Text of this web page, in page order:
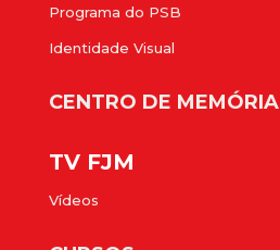
Programa do PSB
Identidade Visual
CENTRO DE MEMÓRIA
TV FJM
Vídeos